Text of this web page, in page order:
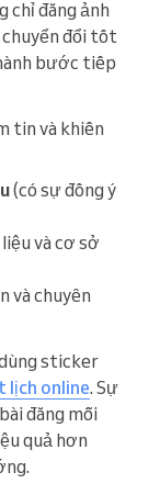
chỉ đăng ảnh
chuyển đổi tốt
bước tiếp
tin và khiến
(có sự đồng ý
và cơ sở
và chuyên
sticker
lịch online. Sự
đăng mỗi
quả hơn